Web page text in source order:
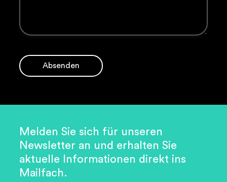
Absenden
Melden Sie sich für unseren
Newsletter an und erhalten Sie
aktuelle Informationen direkt ins
Mailfach.